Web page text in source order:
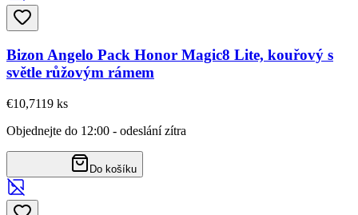
Bizon Angelo Pack Honor Magic8 Lite, kouřový s
světle růžovým rámem
€10,7119 ks
Objednejte do 12:00 - odeslání zítra
Do košíku